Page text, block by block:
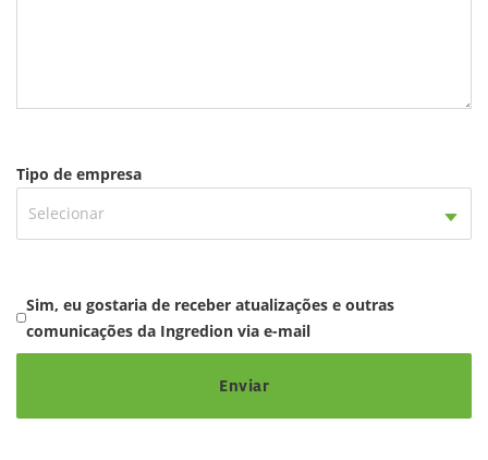
Tipo de empresa
Selecionar
Sim, eu gostaria de receber atualizações e outras
comunicações da Ingredion via e-mail
Enviar